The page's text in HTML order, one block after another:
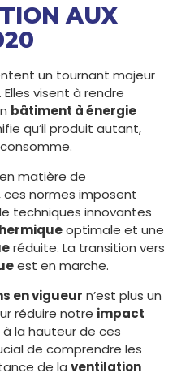
AUX
un tournant majeur
visent à rendre
bâtiment à énergie
qu’il produit autant,
consomme.
matière de
ces normes imposent
techniques innovantes
optimale et une
réduite. La transition vers
est en marche.
en vigueur n’est plus un
réduire notre impact
à la hauteur de ces
de comprendre les
de la ventilation